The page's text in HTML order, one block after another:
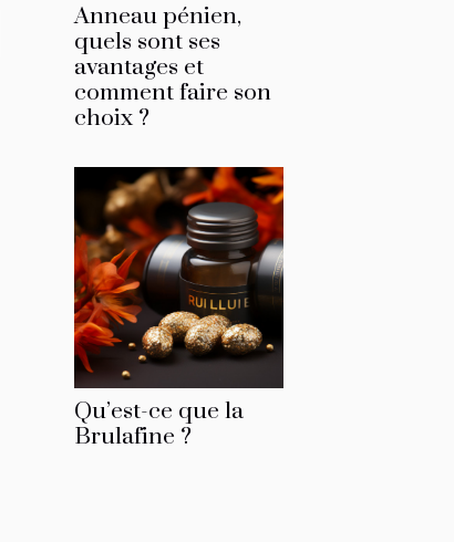
Anneau pénien,
quels sont ses
avantages et
comment faire son
choix ?
Qu’est-ce que la
Brulafine ?